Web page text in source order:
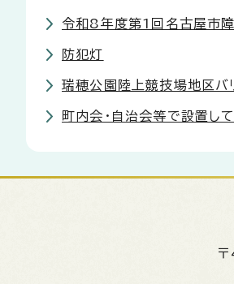
令和8年度第1回名古屋市
防犯灯
瑞穂公園陸上競技場地区バ
町内会・自治会等で設置し